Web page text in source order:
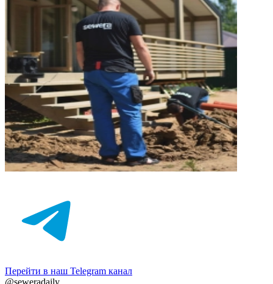
Перейти в наш Telegram канал
@seweradaily